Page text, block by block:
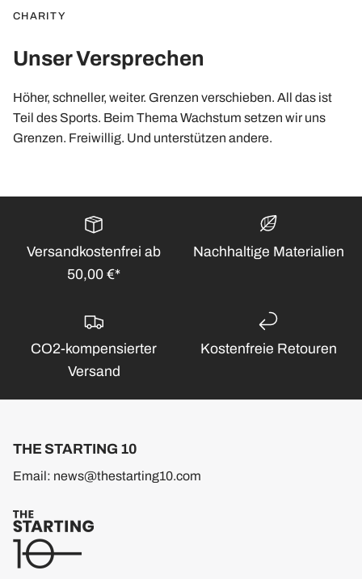
CHARITY
Unser Versprechen
Höher, schneller, weiter. Grenzen verschieben. All das ist
Teil des Sports. Beim Thema Wachstum setzen wir uns
Grenzen. Freiwillig. Und unterstützen andere.
Versandkostenfrei ab
50,00 €*
Nachhaltige Materialien
CO2-kompensierter
Versand
Kostenfreie Retouren
THE STARTING 10
Email: news@thestarting10.com